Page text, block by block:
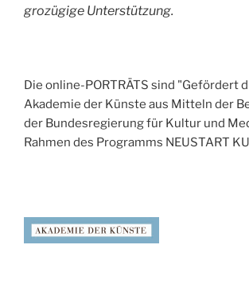
grozügige Unterstützung.
Die online-PORTRÄTS sind "Gefördert
Akademie der Künste aus Mitteln der
der Bundesregierung für Kultur und
Rahmen des Programms NEUSTART